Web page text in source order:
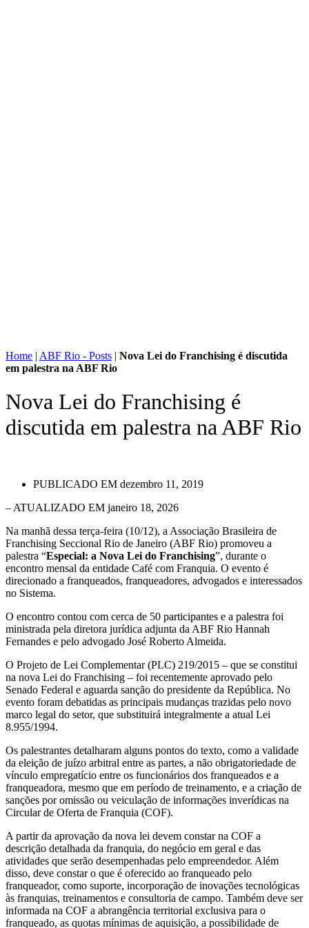
Home | ABF Rio - Posts | Nova Lei do Franchising é discutida
em palestra na ABF Rio
Nova Lei do Franchising é
discutida em palestra na ABF Rio
PUBLICADO EM dezembro 11, 2019
– ATUALIZADO EM janeiro 18, 2026
Na manhã dessa terça-feira (10/12), a Associação Brasileira de
Franchising Seccional Rio de Janeiro (ABF Rio) promoveu a
palestra “Especial: a Nova Lei do Franchising”, durante o
encontro mensal da entidade Café com Franquia. O evento é
direcionado a franqueados, franqueadores, advogados e interessados
no Sistema.
O encontro contou com cerca de 50 participantes e a palestra foi
ministrada pela diretora jurídica adjunta da ABF Rio Hannah
Fernandes e pelo advogado José Roberto Almeida.
O Projeto de Lei Complementar (PLC) 219/2015 – que se constitui
na nova Lei do Franchising – foi recentemente aprovado pelo
Senado Federal e aguarda sanção do presidente da República. No
evento foram debatidas as principais mudanças trazidas pelo novo
marco legal do setor, que substituirá integralmente a atual Lei
8.955/1994.
Os palestrantes detalharam alguns pontos do texto, como a validade
da eleição de juízo arbitral entre as partes, a não obrigatoriedade de
vínculo empregatício entre os funcionários dos franqueados e a
franqueadora, mesmo que em período de treinamento, e a criação de
sanções por omissão ou veiculação de informações inverídicas na
Circular de Oferta de Franquia (COF).
A partir da aprovação da nova lei devem constar na COF a
descrição detalhada da franquia, do negócio em geral e das
atividades que serão desempenhadas pelo empreendedor. Além
disso, deve constar o que é oferecido ao franqueado pelo
franqueador, como suporte, incorporação de inovações tecnológicas
às franquias, treinamentos e consultoria de campo. Também deve ser
informada na COF a abrangência territorial exclusiva para o
franqueado, as quotas mínimas de aquisição, a possibilidade de